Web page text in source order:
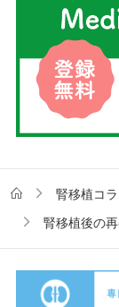
腎移植コ
腎移植後の